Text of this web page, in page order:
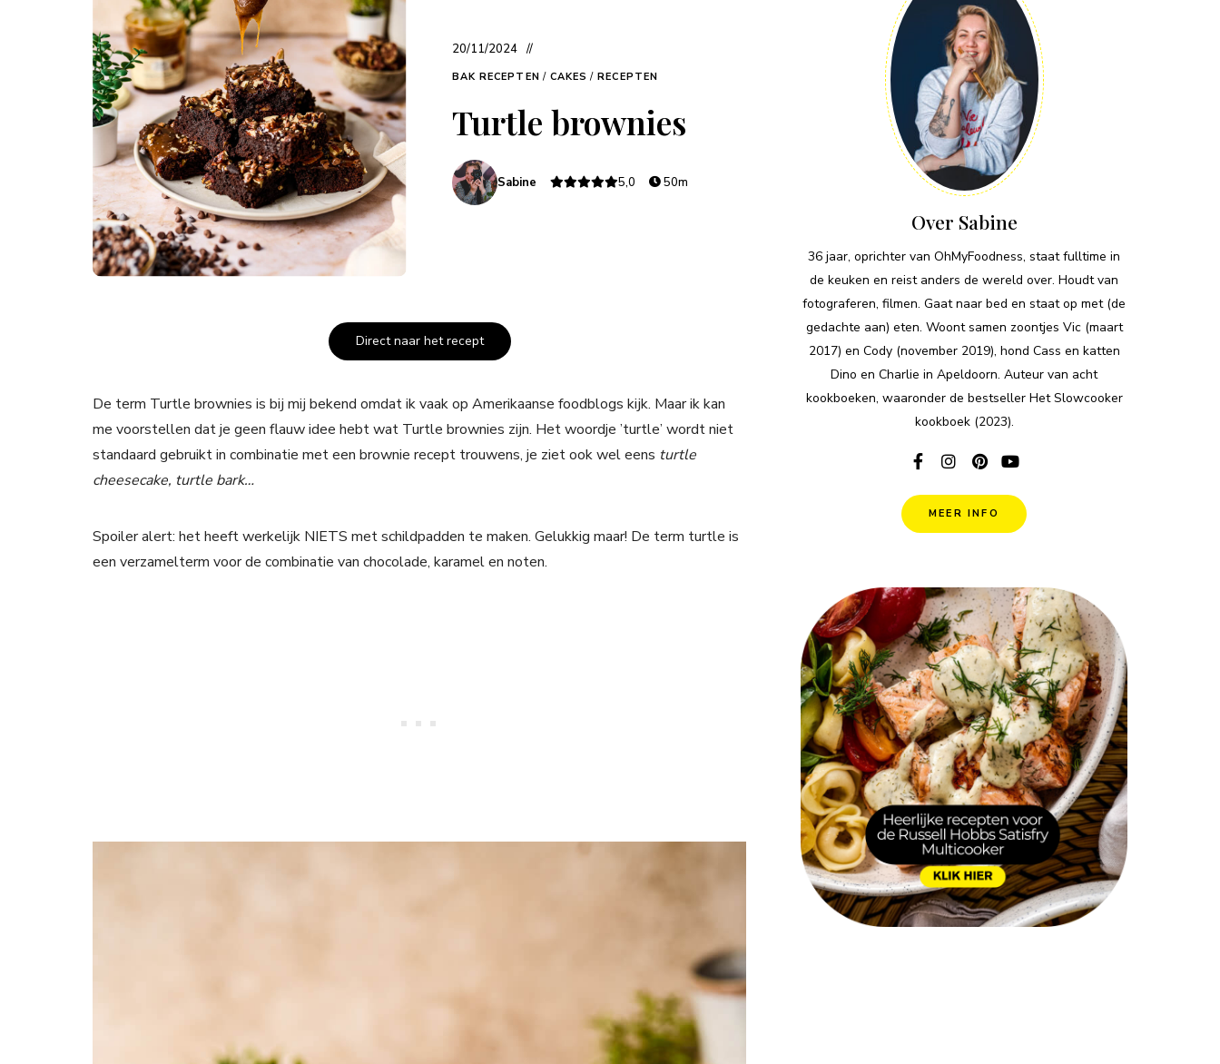
20/11/2024
BAK RECEPTEN / CAKES / RECEPTEN
Turtle brownies
Sabine 5,0 50m
Direct naar het recept
De term Turtle brownies is bij mij bekend omdat ik vaak op Amerikaanse foodblogs kijk. Maar ik kan
me voorstellen dat je geen flauw idee hebt wat Turtle brownies zijn. Het woordje ’turtle’ wordt niet
standaard gebruikt in combinatie met een brownie recept trouwens, je ziet ook wel eens turtle
cheesecake, turtle bark…
Spoiler alert: het heeft werkelijk NIETS met schildpadden te maken. Gelukkig maar! De term turtle is
een verzamelterm voor de combinatie van chocolade, karamel en noten.
Over Sabine
36 jaar, oprichter van OhMyFoodness, staat fulltime in
de keuken en reist anders de wereld over. Houdt van
fotograferen, filmen. Gaat naar bed en staat op met (de
gedachte aan) eten. Woont samen zoontjes Vic (maart
2017) en Cody (november 2019), hond Cass en katten
Dino en Charlie in Apeldoorn. Auteur van acht
kookboeken, waaronder de bestseller Het Slowcooker
kookboek (2023).
MEER INFO